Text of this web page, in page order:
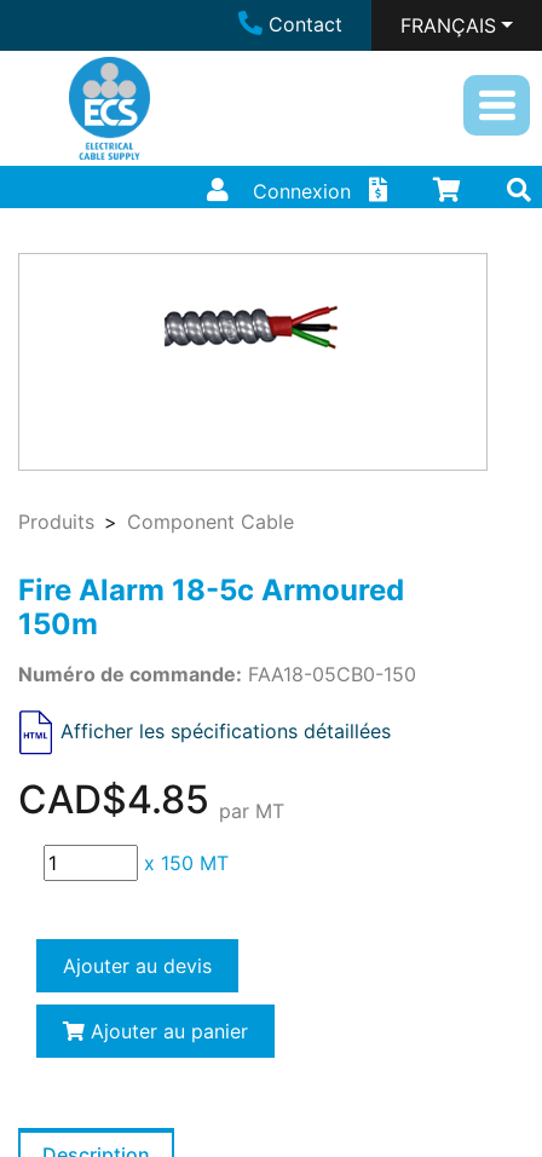
Contact FRANÇAIS
Connexion
Produits Component Cable
Fire Alarm 18-5c Armoured
150m
Numéro de commande: FAA18-05CB0-150
Afficher les spécifications détaillées
CAD$4.85 par MT
x 150 MT
Ajouter au devis
Ajouter au panier